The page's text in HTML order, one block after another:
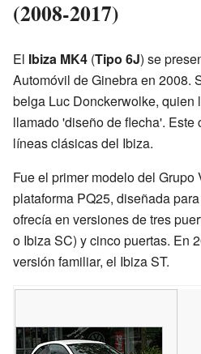
(2008-2017)
El Ibiza MK4 (Tipo 6J) se
Automóvil de Ginebra en 2008.
belga Luc Donckerwolke, quien
llamado 'diseño de flecha'. Este
líneas clásicas del Ibiza.
Fue el primer modelo del
plataforma PQ25, diseñada
ofrecía en versiones de tres
o Ibiza SC) y cinco puertas. En
versión familiar, el Ibiza ST.